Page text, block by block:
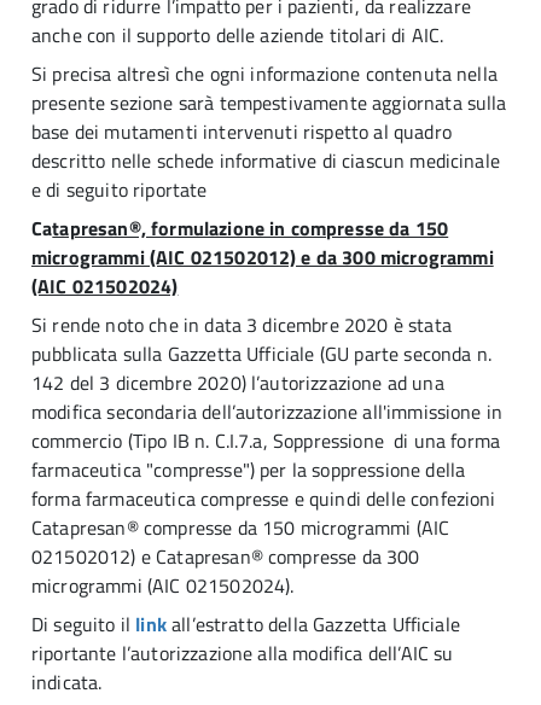
grado di ridurre l’impatto per i pazienti, da realizzare
anche con il supporto delle aziende titolari di AIC.
Si precisa altresì che ogni informazione contenuta nella
presente sezione sarà tempestivamente aggiornata sulla
base dei mutamenti intervenuti rispetto al quadro
descritto nelle schede informative di ciascun medicinale
e di seguito riportate
Catapresan®, formulazione in compresse da 150
microgrammi (AIC 021502012) e da 300 microgrammi
(AIC 021502024)
Si rende noto che in data 3 dicembre 2020 è stata
pubblicata sulla Gazzetta Ufficiale (GU parte seconda n.
142 del 3 dicembre 2020) l’autorizzazione ad una
modifica secondaria dell’autorizzazione all'immissione in
commercio (Tipo IB n. C.I.7.a, Soppressione di una forma
farmaceutica "compresse") per la soppressione della
forma farmaceutica compresse e quindi delle confezioni
Catapresan® compresse da 150 microgrammi (AIC
021502012) e Catapresan® compresse da 300
microgrammi (AIC 021502024).
Di seguito il linkall’estratto della Gazzetta Ufficiale
riportante l’autorizzazione alla modifica dell’AIC su
indicata.